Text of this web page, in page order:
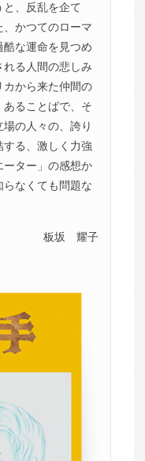
、反乱を企て
、かつてのローマ
な運命を見つめ
れる人間の悲しみ
カから来た仲間の
ることばで、そ
の人々の、誇り
する、激しく力強
ーター」の感想か
らなくても問題な
板坂 耀子